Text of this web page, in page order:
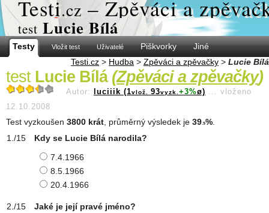
Testi.cz – Zpěváci a
test Lucie Bílá
Testy Vložit test Uživatelé Piškvorky
Jiné
Testi.cz > Hudba > Zpěváci a zpěvačky > Lucie Bílá
test Lucie Bílá (Zpěváci a zpěvačky)
Autor: luciiik (1vlož. 93vyzk. +3%ø) ... vloženo
12.10.2008
Test vyzkoušen 3800 krát , průměrný výsledek je 39 .9%
Kdy se Lucie Bílá narodila?
7.4.1966
8.5.1966
20.4.1966
Jaké je její pravé jméno?